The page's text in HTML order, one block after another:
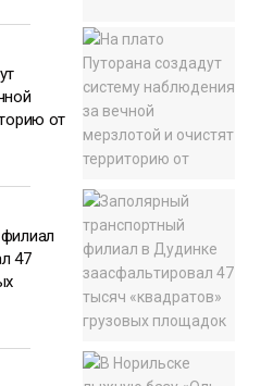
от
47